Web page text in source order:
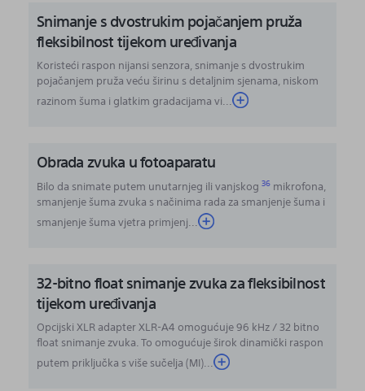
Snimanje s dvostrukim pojačanjem pruža
fleksibilnost tijekom uređivanja
Koristeći raspon nijansi senzora, snimanje s dvostrukim
pojačanjem pruža veću širinu s detaljnim sjenama, niskom
razinom šuma i glatkim gradacijama vi...
Obrada zvuka u fotoaparatu
Bilo da snimate putem unutarnjeg ili vanjskog36mikrofona,
smanjenje šuma zvuka s načinima rada za smanjenje šuma i
smanjenje šuma vjetra primjenj...
32-bitno float snimanje zvuka za fleksibilnost
tijekom uređivanja
Opcijski XLR adapter XLR-A4 omogućuje 96 kHz / 32 bitno
float snimanje zvuka. To omogućuje širok dinamički raspon
putem priključka s više sučelja (MI)...